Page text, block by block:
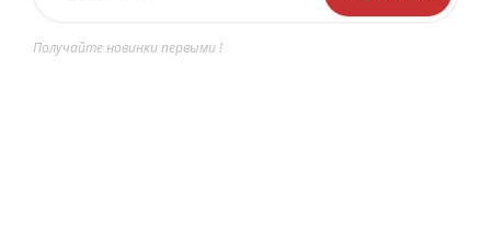
Получайте новинки первыми !